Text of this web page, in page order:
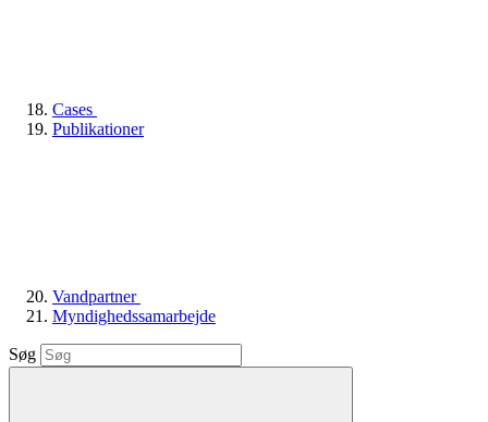
Cases
Publikationer
Vandpartner
Myndighedssamarbejde
Søg